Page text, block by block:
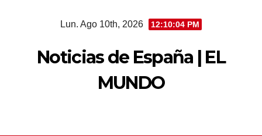
Lun. Ago 10th, 2026 12:10:05 PM
Noticias de España | EL
MUNDO